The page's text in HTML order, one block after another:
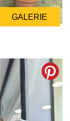
GALERIE